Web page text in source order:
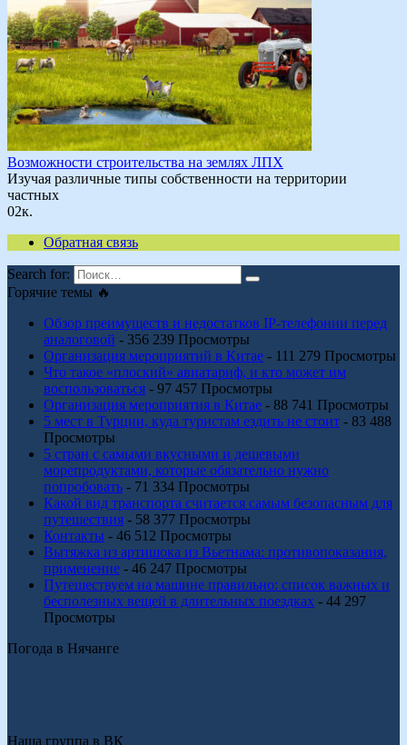
Возможности строительства на землях ЛПХ
Изучая различные типы собственности на территории
частных
02к.
Обратная связь
Search for:
Горячие темы 🔥
Обзор преимуществ и недостатков IP-телефонии перед
аналоговой - 356 239 Просмотры
Организация мероприятий в Китае - 111 279 Просмотры
Что такое «плоский» авиатариф, и кто может им
воспользоваться - 97 457 Просмотры
Организация мероприятия в Китае - 88 741 Просмотры
5 мест в Турции, куда туристам ездить не стоит - 83 488
Просмотры
5 стран с самыми вкусными и дешевыми
морепродуктами, которые обязательно нужно
попробовать - 71 334 Просмотры
Какой вид транспорта считается самым безопасным для
путешествия - 58 377 Просмотры
Контакты - 46 512 Просмотры
Вытяжка из артишока из Вьетнама: противопоказания,
применение - 46 247 Просмотры
Путешествуем на машине правильно: список важных и
бесполезных вещей в длительных поездках - 44 297
Просмотры
Погода в Нячанге
Наша группа в ВК